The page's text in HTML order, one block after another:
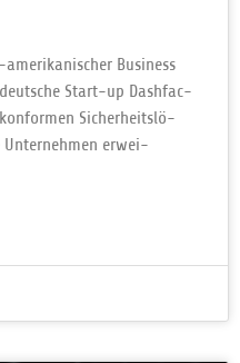
ame­ri­­ka­­ni­­scher Busi­ness
Start-up Dash­fac­
Sicher­heits­lö­
Unter­neh­men erwei­